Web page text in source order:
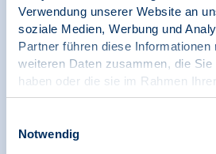
Verwendung unserer Website an
soziale Medien, Werbung und
Partner führen diese
weiteren Daten zusammen, die Sie
haben oder die sie im Rahmen
gesammelt haben.
Notwendig
Wahlaufruf des BDP zur
2025: Jede Stimme zählt -
Freiheit und Menschenrechte
12.11.2024